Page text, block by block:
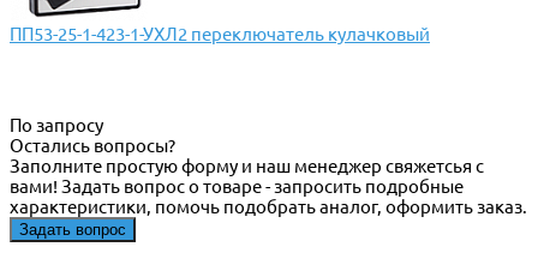
ПП53-25-1-423-1-УХЛ2 переключатель кулачковый
По запросу
Остались вопросы?
Заполните простую форму и наш менеджер свяжетсья с
вами! Задать вопрос о товаре - запросить подробные
характеристики, помочь подобрать аналог, оформить заказ.
Задать вопрос